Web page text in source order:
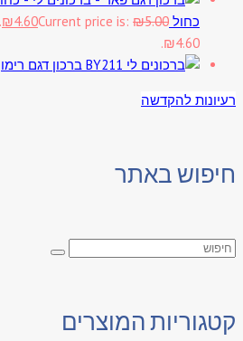
כחול
₪5.00
₪4.60Current price is:
₪4.60.
ברכון דגם
רעיונות להקדשה
חיפוש באתר
קטגוריות המוצרים